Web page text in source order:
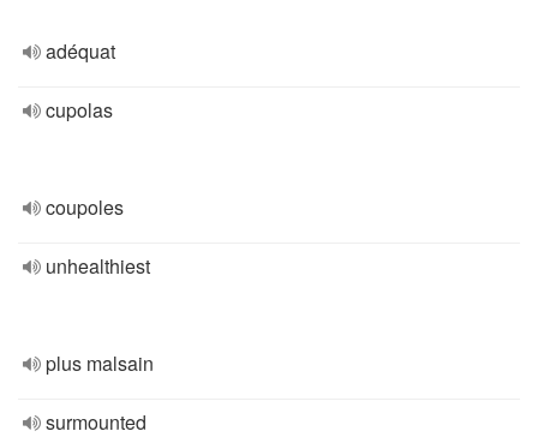
adéquat
cupolas
coupoles
unhealthiest
plus malsain
surmounted